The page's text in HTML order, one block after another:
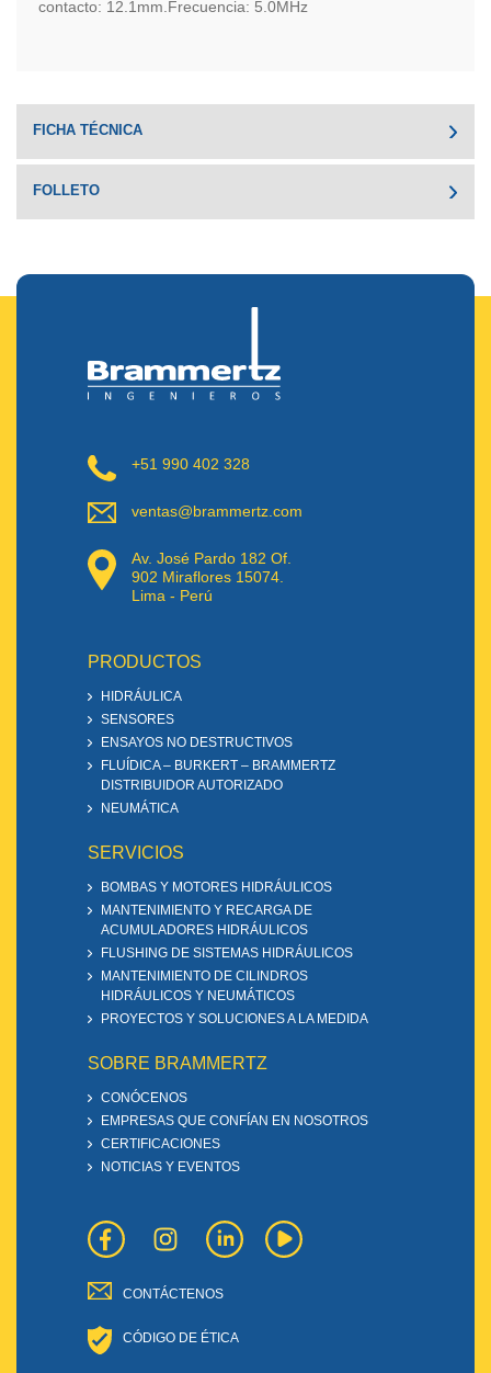
contacto: 12.1mm.Frecuencia: 5.0MHz
FICHA TÉCNICA
FOLLETO
+51 990 402 328
ventas@brammertz.com
Av. José Pardo 182 Of.
902 Miraflores 15074.
Lima - Perú
PRODUCTOS
HIDRÁULICA
SENSORES
ENSAYOS NO DESTRUCTIVOS
FLUÍDICA – BURKERT – BRAMMERTZ
DISTRIBUIDOR AUTORIZADO
NEUMÁTICA
SERVICIOS
BOMBAS Y MOTORES HIDRÁULICOS
MANTENIMIENTO Y RECARGA DE
ACUMULADORES HIDRÁULICOS
FLUSHING DE SISTEMAS HIDRÁULICOS
MANTENIMIENTO DE CILINDROS
HIDRÁULICOS Y NEUMÁTICOS
PROYECTOS Y SOLUCIONES A LA MEDIDA
SOBRE BRAMMERTZ
CONÓCENOS
EMPRESAS QUE CONFÍAN EN NOSOTROS
CERTIFICACIONES
NOTICIAS Y EVENTOS
CONTÁCTENOS
CÓDIGO DE ÉTICA